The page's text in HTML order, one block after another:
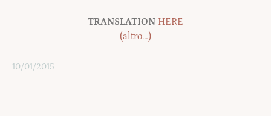
TRANSLATION HERE
(altro…)
10/01/2015